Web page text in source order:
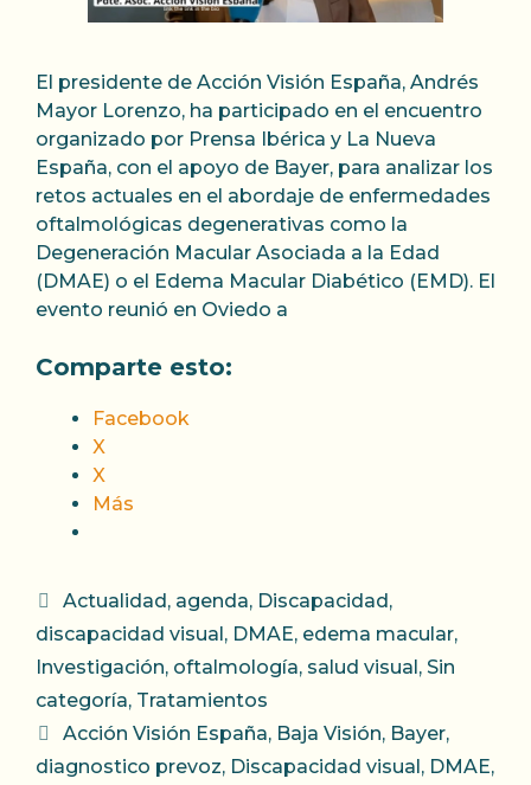
El presidente de Acción Visión España, Andrés
Mayor Lorenzo, ha participado en el encuentro
organizado por Prensa Ibérica y La Nueva
España, con el apoyo de Bayer, para analizar los
retos actuales en el abordaje de enfermedades
oftalmológicas degenerativas como la
Degeneración Macular Asociada a la Edad
(DMAE) o el Edema Macular Diabético (EMD). El
evento reunió en Oviedo a
Comparte esto:
Facebook
X
X
Más
Categorías
Actualidad , agenda, Discapacidad ,
discapacidad visual , DMAE, edema macular,
Investigación, oftalmología, salud visual , Sin
categoría, Tratamientos
Etiquetas
Acción Visión España, Baja Visión, Bayer,
diagnostico prevoz, Discapacidad visual , DMAE,